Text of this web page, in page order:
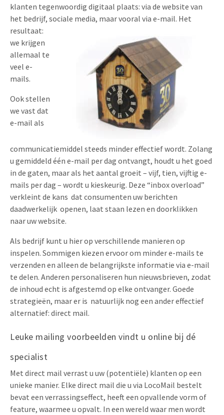
klanten tegenwoordig digitaal plaats: via de website van
het bedrijf, sociale media, maar vooral via e-mail. Het
resultaat:
we krijgen
allemaal te
veel e-
mails.
Ook stellen
we vast dat
e-mail als
communicatiemiddel steeds minder effectief wordt. Zolang
u gemiddeld één e-mail per dag ontvangt, houdt u het goed
in de gaten, maar als het aantal groeit – vijf, tien, vijftig e-
mails per dag – wordt u kieskeurig. Deze “inbox overload”
verkleint de kans dat consumenten uw berichten
daadwerkelijk openen, laat staan ​​lezen en doorklikken
naar uw website.
Als bedrijf kunt u hier op verschillende manieren op
inspelen. Sommigen kiezen ervoor om minder e-mails te
verzenden en alleen de belangrijkste informatie via e-mail
te delen. Anderen personaliseren hun nieuwsbrieven, zodat
de inhoud echt is afgestemd op elke ontvanger. Goede
strategieën, maar er is natuurlijk nog een ander effectief
alternatief: direct mail.
Leuke mailing voorbeelden vindt u online bij dé
specialist
Met direct mail verrast u uw (potentiële) klanten op een
unieke manier. Elke direct mail die u via LocoMail bestelt
bevat een verrassingseffect, heeft een opvallende vorm of
feature, waarmee u opvalt. In een wereld waar men wordt